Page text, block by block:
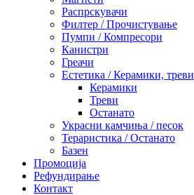
Распрскувачи
Филтер / Прочистување
Пумпи / Компресори
Канистри
Греачи
Естетика / Керамики, треви
Керамики
Треви
Останато
Украсни камчиња / песок
Тераристика / Останато
Базен
Промоција
Рефундирање
Контакт